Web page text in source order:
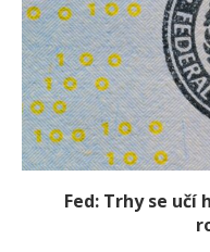
Fed: Trhy se